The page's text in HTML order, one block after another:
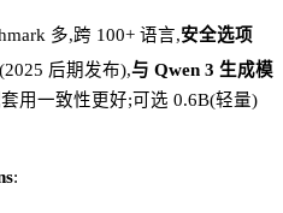
多,跨 100+ 语言,安全选项
后期发布),与 Qwen 3 生成模
用一致性更好;可选 0.6B(轻量)
: